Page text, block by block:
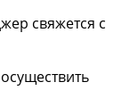
свяжется с